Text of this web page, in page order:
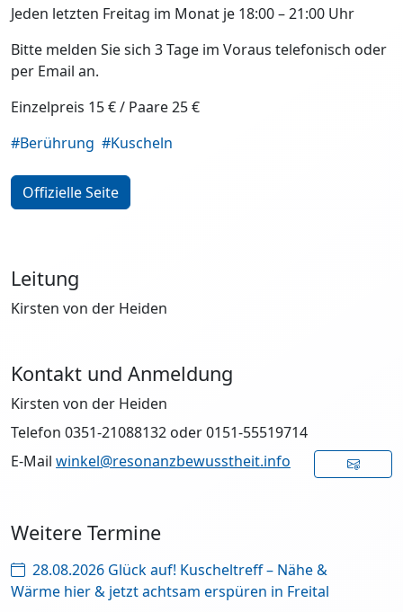
Jeden letzten Freitag im Monat je 18:00 – 21:00 Uhr
Bitte melden Sie sich 3 Tage im Voraus telefonisch oder
per Email an.
Einzelpreis 15 € / Paare 25 €
#Berührung #Kuscheln
Offizielle Seite
Leitung
Kirsten von der Heiden
Kontakt und Anmeldung
Kirsten von der Heiden
Telefon 0351-21088132 oder 0151-55519714
E-Mail winkel@resonanzbewusstheit.info
Weitere Termine
28.08.2026 Glück auf! Kuscheltreff – Nähe &
Wärme hier & jetzt achtsam erspüren in Freital